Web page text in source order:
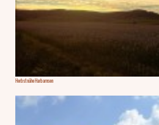
Herbst nähe Harbarnsen